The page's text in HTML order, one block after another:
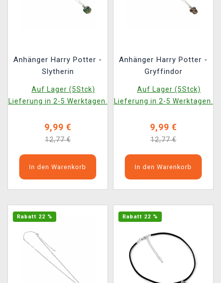
Anhänger Harry Potter -
Slytherin
Auf Lager (5Stck)
Lieferung in 2-5 Werktagen.
9,99 €
12,77 €
In den Warenkorb
Anhänger Harry Potter -
Gryffindor
Auf Lager (5Stck)
Lieferung in 2-5 Werktagen.
9,99 €
12,77 €
In den Warenkorb
Rabatt 22 % Rabatt 22 %